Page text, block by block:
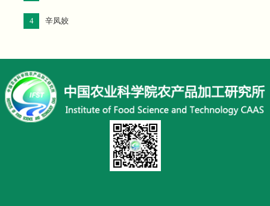
4 辛凤姣